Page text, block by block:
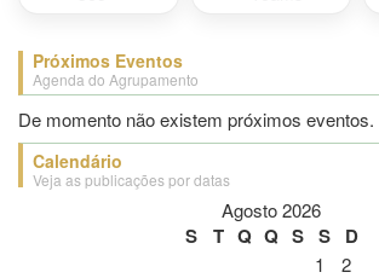
Próximos Eventos
Agenda do Agrupamento
De momento não existem próximos eventos.
Calendário
Veja as publicações por datas
Agosto 2026
S T Q Q S S D
1
2